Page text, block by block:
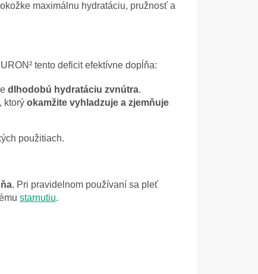
maximálnu hydratáciu, pružnosť a
tento deficit efektívne dopĺňa:
dlhodobú hydratáciu zvnútra.
ktorý okamžite vyhladzuje a zjemňuje
použitiach.
. Pri pravidelnom používaní sa pleť
starnutiu.